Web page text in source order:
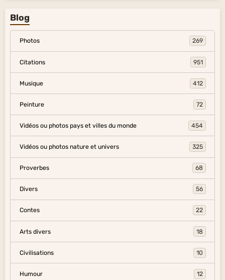
Blog
Photos 269
Citations 951
Musique 412
Peinture 72
Vidéos ou photos pays et villes du monde 454
Vidéos ou photos nature et univers 325
Proverbes 68
Divers 56
Contes 22
Arts divers 18
Civilisations 10
Humour 12